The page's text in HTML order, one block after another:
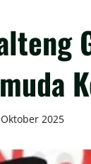
2025